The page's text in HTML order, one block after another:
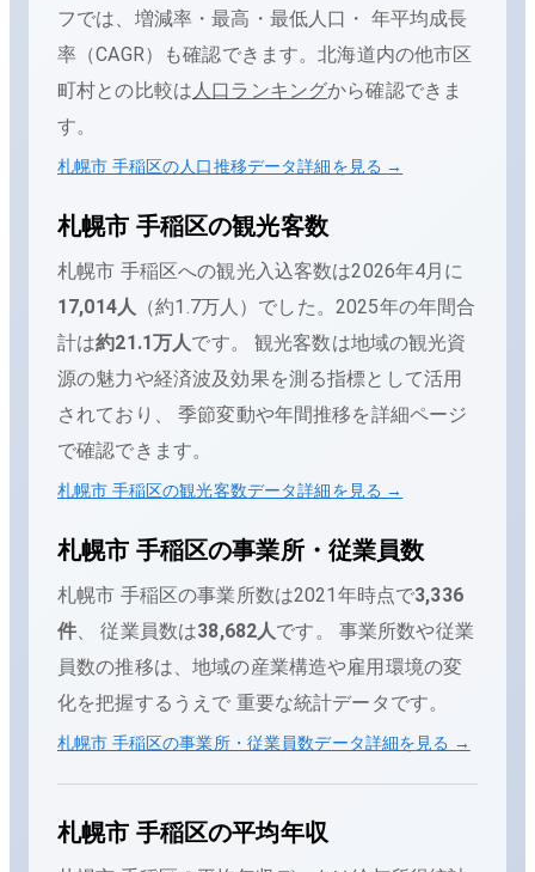
フでは、増減率・最高・最低人口・ 年平均成長
率（CAGR）も確認できます。北海道内の他市区
町村との比較は 人口ランキングから確認できま
す。
札幌市 手稲区の人口推移データ詳細を見る →
札幌市 手稲区の観光客数
札幌市 手稲区への観光入込客数は2026年4月 に
17,014人 （約1.7万人 ）でした。 2025年の年間合
計は約21.1万人です。
観光客数は地域の観光資
源の魅力や経済波及効果を測る指標として活用
されており、 季節変動や年間推移を詳細ページ
で確認できます。
札幌市 手稲区の観光客数データ詳細を見る →
札幌市 手稲区の事業所・従業員数
札幌市 手稲区の事業所数は2021 年時点で3,336
件、 従業員数は38,682人です。 事業所数や従業
員数の推移は、地域の産業構造や雇用環境の変
化を把握するうえで 重要な統計データです。
札幌市 手稲区の事業所・従業員数データ詳細を見る →
札幌市 手稲区の平均年収